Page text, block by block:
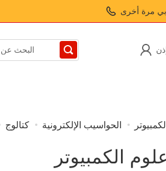
مرة أخرى
الموضة كتالوج الحواسيب الإلكترونية
الكمبيوتر